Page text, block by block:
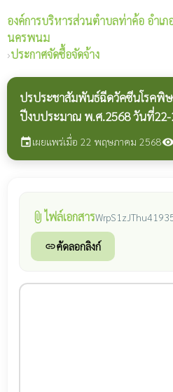
องค์การบริหารส่วนตำบลท่าค้อ อำเ
นครพนม
›ประกาศจัดซื้อจัดจ้าง
ปรประชาสัมพันธ์ฉีดวัคซีนโรคพิ
ปีงบประมาณ พ.ศ.2568 วันที่
eventเผยแพร่เมื่อ 22 พฤษภาคม 2568visibility
attach_file ไฟล์เอกสาร
linkคัดลอกลิงก์